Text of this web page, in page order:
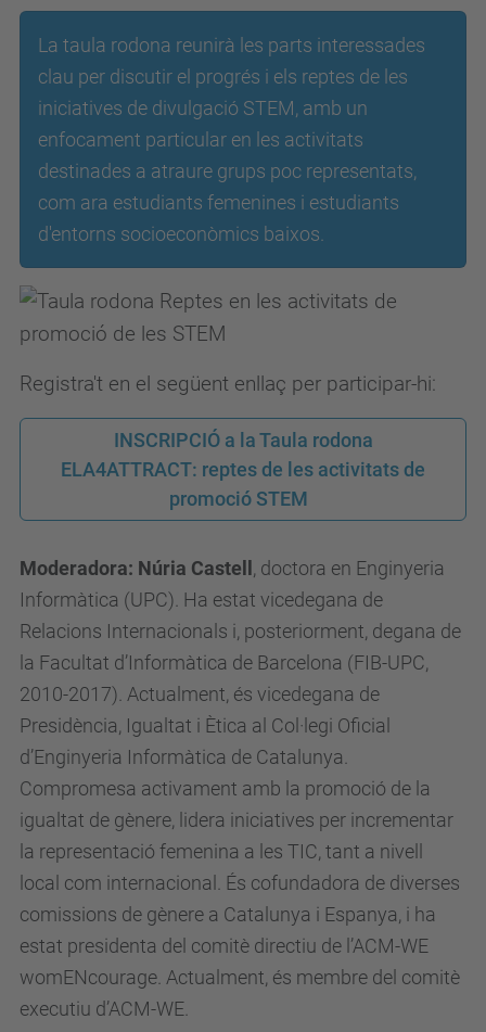
:
b
.
u
c
.
u
c
a
/
e
s
d
e
v
e
n
i
m
e
n
t
La taula rodona reunirà les parts interessades
clau per discutir el progrés i els reptes de les
iniciatives de divulgació STEM, amb un
enfocament particular en les activitats
destinades a atraure grups poc representats,
com ara estudiants femenines i estudiants
d'entorns socioeconòmics baixos.
Registra't en el següent enllaç per participar-hi:
INSCRIPCIÓ a la Taula rodona
ELA4ATTRACT: reptes de les activitats de
promoció STEM
Moderadora: Núria Castell, doctora en Enginyeria
Informàtica (UPC). Ha estat vicedegana de
Relacions Internacionals i, posteriorment, degana de
la Facultat d’Informàtica de Barcelona (FIB-UPC,
2010-2017). Actualment, és vicedegana de
Presidència, Igualtat i Ètica al Col·legi Oficial
d’Enginyeria Informàtica de Catalunya.
Compromesa activament amb la promoció de la
igualtat de gènere, lidera iniciatives per incrementar
la representació femenina a les TIC, tant a nivell
local com internacional. És cofundadora de diverses
comissions de gènere a Catalunya i Espanya, i ha
estat presidenta del comitè directiu de l’ACM-WE
womENcourage. Actualment, és membre del comitè
executiu d’ACM-WE.